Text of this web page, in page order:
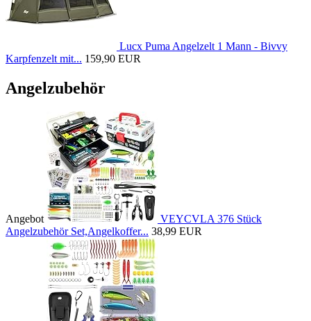
Lucx Puma Angelzelt 1 Mann - Bivvy
Karpfenzelt mit... 159,90 EUR
Angelzubehör
Angebot
VEYCVLA 376 Stück
Angelzubehör Set,Angelkoffer... 38,99 EUR